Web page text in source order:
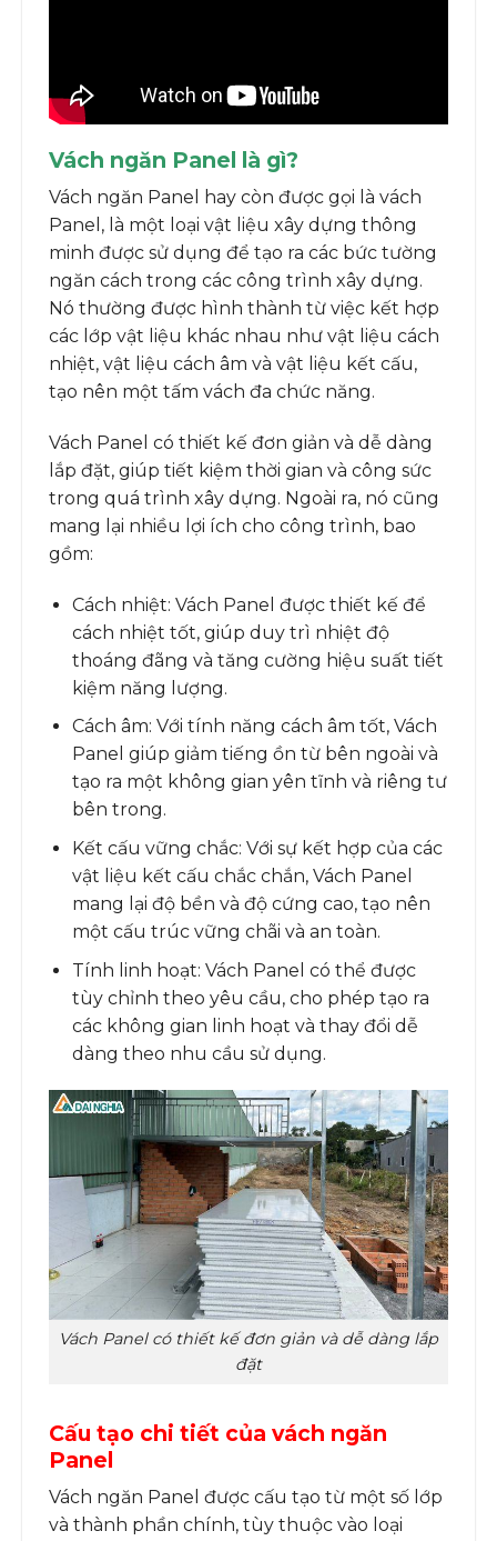
Vách ngăn Panel là gì?
Vách ngăn Panel hay còn được gọi là vách
Panel, là một loại vật liệu xây dựng thông
minh được sử dụng để tạo ra các bức tường
ngăn cách trong các công trình xây dựng.
Nó thường được hình thành từ việc kết hợp
các lớp vật liệu khác nhau như vật liệu cách
nhiệt, vật liệu cách âm và vật liệu kết cấu,
tạo nên một tấm vách đa chức năng.
Vách Panel có thiết kế đơn giản và dễ dàng
lắp đặt, giúp tiết kiệm thời gian và công sức
trong quá trình xây dựng. Ngoài ra, nó cũng
mang lại nhiều lợi ích cho công trình, bao
gồm:
Cách nhiệt: Vách Panel được thiết kế để
cách nhiệt tốt, giúp duy trì nhiệt độ
thoáng đãng và tăng cường hiệu suất tiết
kiệm năng lượng.
Cách âm: Với tính năng cách âm tốt, Vách
Panel giúp giảm tiếng ồn từ bên ngoài và
tạo ra một không gian yên tĩnh và riêng tư
bên trong.
Kết cấu vững chắc: Với sự kết hợp của các
vật liệu kết cấu chắc chắn, Vách Panel
mang lại độ bền và độ cứng cao, tạo nên
một cấu trúc vững chãi và an toàn.
Tính linh hoạt: Vách Panel có thể được
tùy chỉnh theo yêu cầu, cho phép tạo ra
các không gian linh hoạt và thay đổi dễ
dàng theo nhu cầu sử dụng.
Vách Panel có thiết kế đơn giản và dễ dàng lắp
đặt
Cấu tạo chi tiết của vách ngăn
Panel
Vách ngăn Panel được cấu tạo từ một số lớp
và thành phần chính, tùy thuộc vào loại